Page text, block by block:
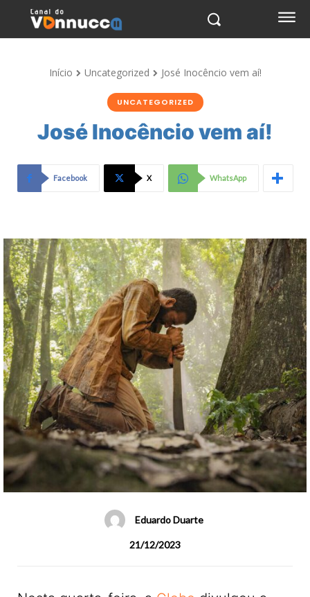
Início Uncategorized José Inocêncio vem aí!
UNCATEGORIZED
José Inocêncio vem aí!
Facebook X WhatsApp
Eduardo Duarte
21/12/2023